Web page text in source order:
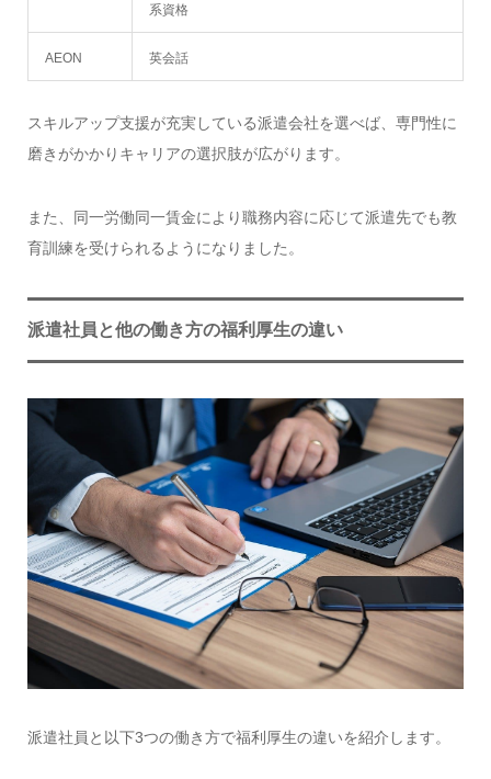
系資格
AEON 英会話
スキルアップ支援が充実している派遣会社を選べば、専門性に
磨きがかかりキャリアの選択肢が広がります。
また、同一労働同一賃金により職務内容に応じて派遣先でも教
育訓練を受けられるようになりました。
派遣社員と他の働き方の福利厚生の違い
派遣社員と以下3つの働き方で福利厚生の違いを紹介します。